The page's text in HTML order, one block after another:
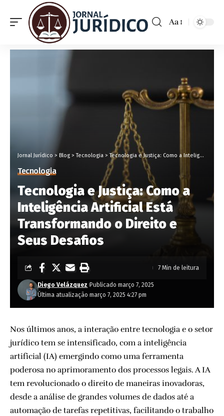
Aa
Jornal Jurídico > Blog >Tecnologia >Tecnologia e Justiça: Como a Inteligência Artificial Está Transformando o Direito e Seus Desafios
Tecnologia
Tecnologia e Justiça: Como a
Inteligência Artificial Está
Transformando o Direito e
Seus Desafios
Última atualização março 7, 2025 4:27 pm
Diego Velázquez Publicado março 7, 2025
7 Min de leitura
Nos últimos anos, a interação entre tecnologia e o setor
jurídico tem se intensificado, com a inteligência
artificial (IA) emergindo como uma ferramenta
poderosa no aprimoramento dos processos legais. A IA
tem revolucionado o direito de maneiras inovadoras,
desde a análise de grandes volumes de dados até a
automação de tarefas repetitivas, facilitando o trabalho